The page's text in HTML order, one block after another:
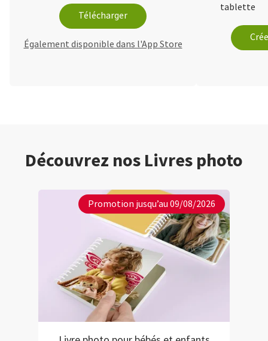
Télécharger
Également disponible dans l'App Store
tablette
Découvrez nos Livres photo
Promotion jusqu’au 09/08/2026